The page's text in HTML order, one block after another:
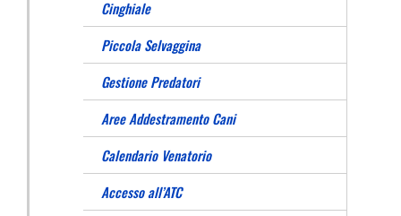
Cinghiale
Piccola Selvaggina
Gestione Predatori
Aree Addestramento Cani
Calendario Venatorio
Accesso all’ATC